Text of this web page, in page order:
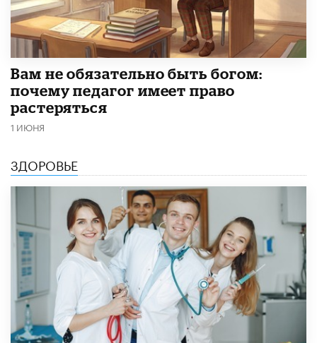
​Вам не обязательно быть богом:
почему педагог имеет право
растеряться
1 ИЮНЯ
ЗДОРОВЬЕ